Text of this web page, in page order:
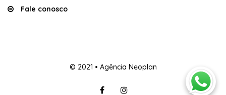
Fale conosco
© 2021 • Agência Neoplan